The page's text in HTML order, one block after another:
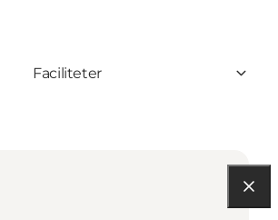
Faciliteter